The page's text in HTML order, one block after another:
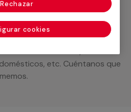
servicio a medida
materiales,
etc. Cuéntanos que
cookies
Rechazar